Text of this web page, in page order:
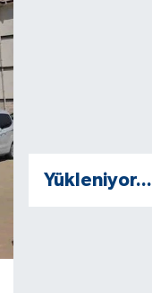
Yükleniyor...